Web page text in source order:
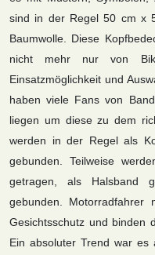
sind in der Regel 50 cm x
Baumwolle. Diese
nicht mehr nur von
Einsatzmöglichkeit und
haben viele Fans von
liegen um diese zu dem
werden in der Regel als
gebunden. Teilweise
getragen, als Halsband
gebunden.
Gesichtsschutz und binden
Ein absoluter Trend war es